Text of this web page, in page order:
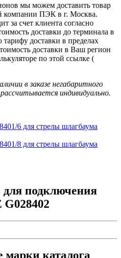
мы можем доставить товар
компании ПЭК в г. Москва.
за счет клиента согласно
доставки до терминала в
тарифу доставки в пределах
доставки в Ваш регион
по этой ссылке (
в заказе негабаритного
рассчитывается индивидуально.
6 для стрелы шлагбаума
8 для стрелы шлагбаума
для подключения
марки каталога